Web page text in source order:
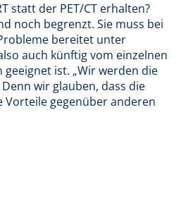
statt der PET/CT erhalten?
noch begrenzt. Sie muss bei
bereitet unter
auch künftig vom einzelnen
ist. „Wir werden die
wir glauben, dass die
Vorteile gegenüber anderen